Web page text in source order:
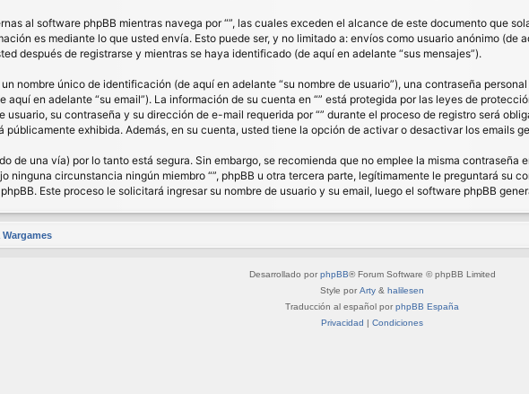
al software phpBB mientras navega por “”, las cuales exceden el alcance de este documento que
es mediante lo que usted envía. Esto puede ser, y no limitado a: envíos como usuario anónimo (de
después de registrarse y mientras se haya identificado (de aquí en adelante “sus mensajes”).
nombre único de identificación (de aquí en adelante “su nombre de usuario”), una contraseña
aquí en adelante “su email”). La información de su cuenta en “” está protegida por las leyes de
usuario, su contraseña y su dirección de e-mail requerida por “” durante el proceso de registro será
públicamente exhibida. Además, en su cuenta, usted tiene la opción de activar o desactivar los emails
de una vía) por lo tanto está segura. Sin embargo, se recomienda que no emplee la misma
ninguna circunstancia ningún miembro “”, phpBB u otra tercera parte, legítimamente le preguntará su
Este proceso le solicitará ingresar su nombre de usuario y su email, luego el software phpBB
Desarrollado por phpBB® Forum Software © phpBB Limited
Style por Arty & halilesen
Traducción al español por phpBB España
Privacidad | Condiciones